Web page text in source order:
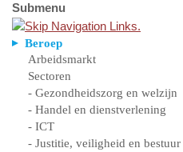
Submenu
Beroep
Arbeidsmarkt
Sectoren
- Gezondheidszorg en welzijn
- Handel en dienstverlening
- ICT
- Justitie, veiligheid en bestuur